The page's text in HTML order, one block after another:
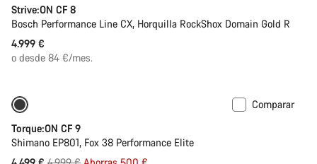
Strive:ON CF 8
Bosch Performance Line CX, Horquilla RockShox Domain Gold R
4.999 €
o desde 84 €/mes.
Comparar
Torque:ON CF 9
Shimano EP801, Fox 38 Performance Elite